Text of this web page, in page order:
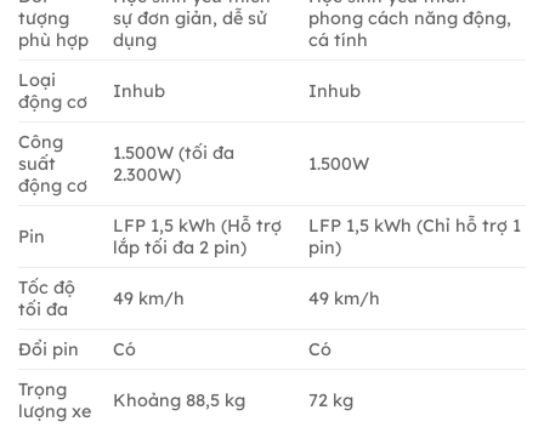
tượng
phù hợp
sự đơn giản, dễ sử
dụng
phong cách năng động,
cá tính
Loại
động cơ
Inhub Inhub
Công
suất
động cơ
1.500W (tối đa
2.300W)
1.500W
Pin
LFP 1,5 kWh (Hỗ trợ
lắp tối đa 2 pin)
LFP 1,5 kWh (Chỉ hỗ trợ 1
pin)
Tốc độ
tối đa
49 km/h 49 km/h
Đổi pin Có
Có
Trọng
lượng xe
Khoảng 88,5 kg 72 kg